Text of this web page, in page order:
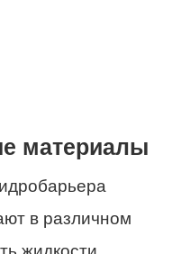
материалы
в различном